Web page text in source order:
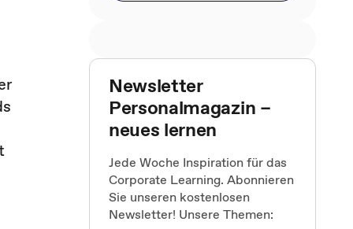
Newsletter
Personalmagazin –
neues lernen
Jede Woche Inspiration für das
Corporate Learning. Abonnieren
Sie unseren kostenlosen
Newsletter! Unsere Themen: